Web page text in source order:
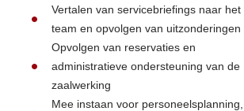
Vertalen van servicebriefings naar het
team en opvolgen van uitzonderingen
Opvolgen van reservaties en
administratieve ondersteuning van de
zaalwerking
Mee instaan voor personeelsplanning,